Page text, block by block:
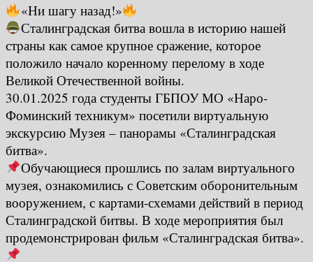
«Ни шагу назад!»
Сталинградская битва вошла в историю нашей
страны как самое крупное сражение, которое
положило начало коренному перелому в ходе
Великой Отечественной войны.
30.01.2025 года студенты ГБПОУ МО «Наро-
Фоминский техникум» посетили виртуальную
экскурсию Музея – панорамы «Сталинградская
битва».
Обучающиеся прошлись по залам виртуального
музея, ознакомились с Советским оборонительным
вооружением, с картами-схемами действий в период
Сталинградской битвы. В ходе мероприятия был
продемонстрирован фильм «Сталинградская битва».